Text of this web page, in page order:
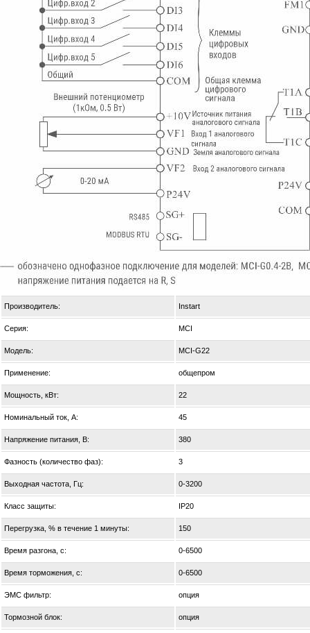
Производитель: Instart
Серия: MCI
Модель: MCI-G22
Применение: общепром
Мощность, кВт: 22
Номинальный ток, А: 45
Напряжение питания, В: 380
Фазность (количество фаз): 3
Выходная частота, Гц: 0-3200
Класс защиты: IP20
Перегрузка, % в течение 1 минуты: 150
Время разгона, с: 0-6500
Время торможения, с: 0-6500
ЭМС фильтр: опция
Тормозной блок: опция